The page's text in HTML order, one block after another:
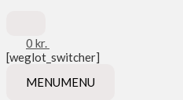
0 kr.
[weglot_switcher]
MENUMENU